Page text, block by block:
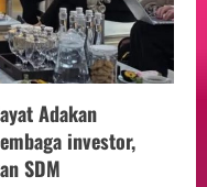
Adakan
investor,
SDM